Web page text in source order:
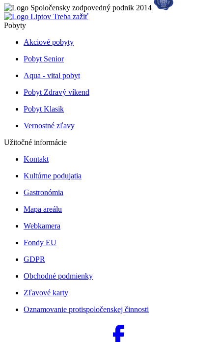
Pobyty
Akciové pobyty
Pobyt Senior
Aqua - vital pobyt
Pobyt Zdravý víkend
Pobyt Klasik
Vernostné zľavy
Užitočné informácie
Kontakt
Kultúrne podujatia
Gastronómia
Mapa areálu
Webkamera
Fondy EU
GDPR
Obchodné podmienky
Zľavové karty
Oznamovanie protispoločenskej činnosti